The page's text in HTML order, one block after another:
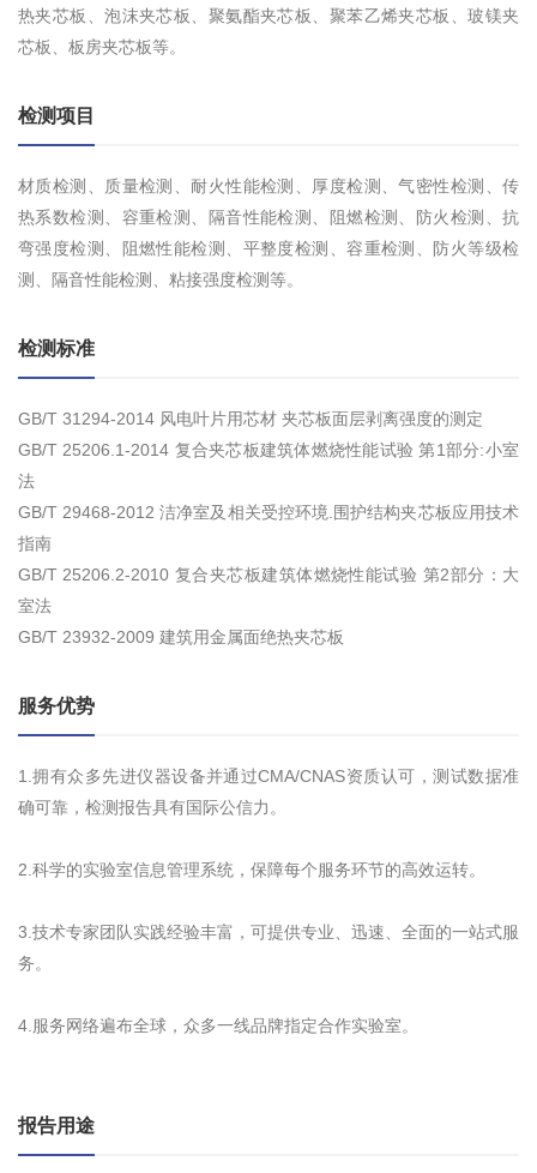
热夹芯板、泡沫夹芯板、聚氨酯夹芯板、聚苯乙烯夹芯板、玻镁夹
芯板、板房夹芯板等。
检测项目
材质检测、质量检测、耐火性能检测、厚度检测、气密性检测、传
热系数检测、容重检测、隔音性能检测、阻燃检测、防火检测、抗
弯强度检测、阻燃性能检测、平整度检测、容重检测、防火等级检
测、隔音性能检测、粘接强度检测等。
检测标准
GB/T 31294-2014 风电叶片用芯材 夹芯板面层剥离强度的测定
GB/T 25206.1-2014 复合夹芯板建筑体燃烧性能试验 第1部分:小室
法
GB/T 29468-2012 洁净室及相关受控环境.围护结构夹芯板应用技术
指南
GB/T 25206.2-2010 复合夹芯板建筑体燃烧性能试验 第2部分：大
室法
GB/T 23932-2009 建筑用金属面绝热夹芯板
服务优势
1.拥有众多先进仪器设备并通过CMA/CNAS资质认可，测试数据准
确可靠，检测报告具有国际公信力。
2.科学的实验室信息管理系统，保障每个服务环节的高效运转。
3.技术专家团队实践经验丰富，可提供专业、迅速、全面的一站式服
务。
4.服务网络遍布全球，众多一线品牌指定合作实验室。
报告用途